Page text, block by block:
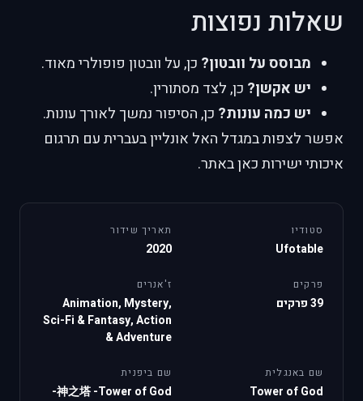
שאלות נפוצות
מבוסס על וובטון? כן, על וובטון פופולרי מאוד.
יש אקשן? כן, לצד מסתורין.
יש כמה עונות? כן, הסיפור נמשך לאורך עונות.
אפשר לצפות במגדל האל אונליין בעברית עם תרגום
איכותי ישירות כאן באתר.
סטודיו
Ufotable
תאריך שידור
2020
פרקים
39 פרקים
ז'אנרים
Animation, Mystery,
Sci-Fi & Fantasy, Action
& Adventure
שם באנגלית
Tower of God
שם ביפנית
神之塔 -Tower of God-